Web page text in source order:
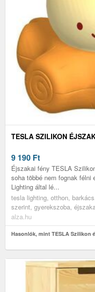
TESLA SZILIKON
9 190 Ft
Éjszakai fény TESLA
soha többé nem fognak félni
Lighting által lé...
tesla lighting, otthon,
szerint, gyerekszoba,
alza.hu
Hasonlók, mint TESLA Szilikon